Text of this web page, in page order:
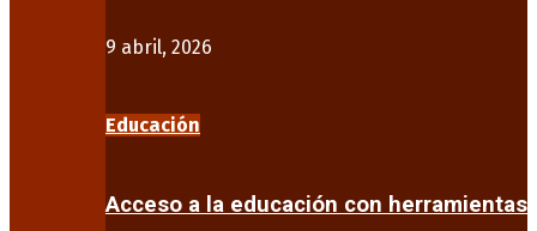
9 abril, 2026
Educación
Acceso a la educación con herramientas